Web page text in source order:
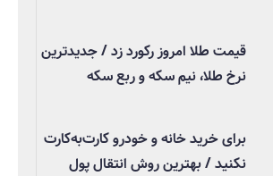
قیمت طلا امروز رکورد زد / جدیدترین
نرخ طلا، نیم سکه و ربع سکه
برای خرید خانه و خودرو کارت‌به‌کارت
نکنید / بهترین روش انتقال پول